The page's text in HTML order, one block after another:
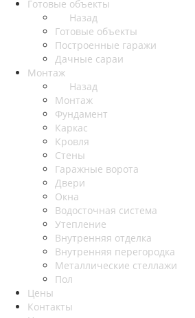
Готовые объекты
Назад
Готовые объекты
Построенные гаражи
Дачные сараи
Монтаж
Назад
Монтаж
Фундамент
Каркас
Кровля
Стены
Гаражные ворота
Двери
Окна
Водосточная система
Утепление
Внутренняя отделка
Внутренняя перегородка
Металлические стеллажи
Пол
Цены
Контакты